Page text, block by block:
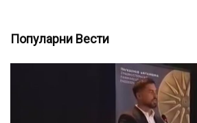
Популарни Вести